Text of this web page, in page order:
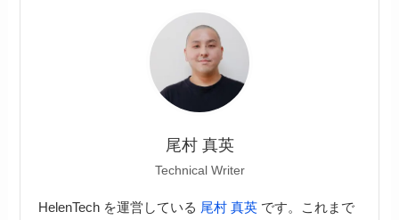
尾村 真英
Technical Writer
HelenTech を運営している 尾村 真英です。これまで